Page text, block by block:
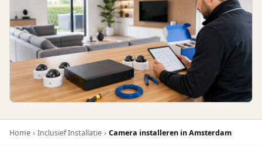
Home › Inclusief Installatie › Camera installeren in Amsterdam